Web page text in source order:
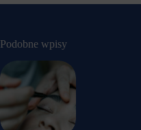
Podobne wpisy